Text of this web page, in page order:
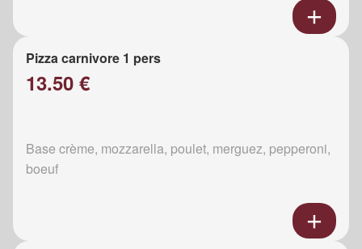
Pizza carnivore 1 pers
13.50 €
Base crème, mozzarella, poulet, merguez, pepperoni,
boeuf